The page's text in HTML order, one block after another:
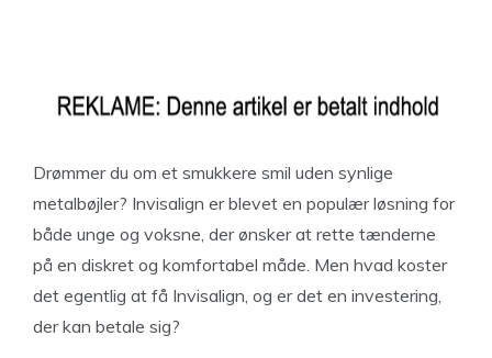
Drømmer du om et smukkere smil uden synlige
metalbøjler? Invisalign er blevet en populær løsning for
både unge og voksne, der ønsker at rette tænderne
på en diskret og komfortabel måde. Men hvad koster
det egentlig at få Invisalign, og er det en investering,
der kan betale sig?